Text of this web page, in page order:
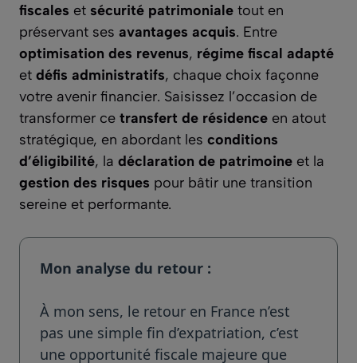
fiscales et sécurité patrimoniale tout en
préservant ses avantages acquis. Entre
optimisation des revenus, régime fiscal adapté
et défis administratifs, chaque choix façonne
votre avenir financier. Saisissez l’occasion de
transformer ce transfert de résidence en atout
stratégique, en abordant les conditions
d’éligibilité, la déclaration de patrimoine et la
gestion des risques pour bâtir une transition
sereine et performante.
Mon analyse du retour :
À mon sens, le retour en France n’est
pas une simple fin d’expatriation, c’est
une opportunité fiscale majeure que